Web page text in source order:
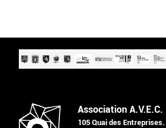
Association
105 Quai des